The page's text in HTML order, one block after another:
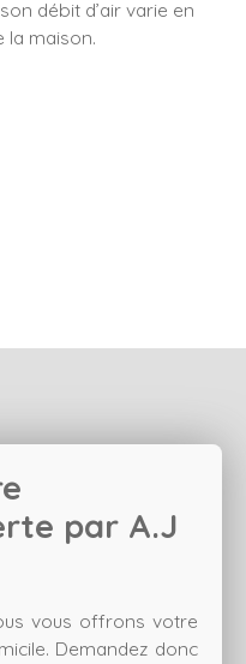
débit d’air varie en
la maison.
par A.J
vous offrons votre
Demandez donc